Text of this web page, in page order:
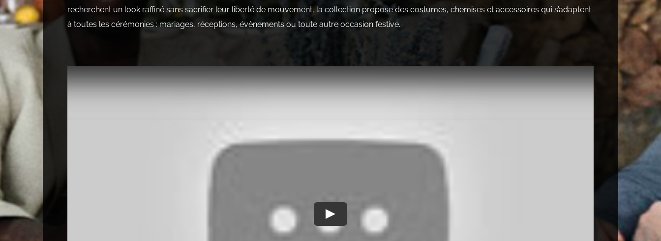
recherchent un look raffiné sans sacrifier leur liberté de mouvement, la collection propose des costumes, chemises et accessoires qui s’adaptent
à toutes les cérémonies : mariages, réceptions, évènements ou toute autre occasion festive.